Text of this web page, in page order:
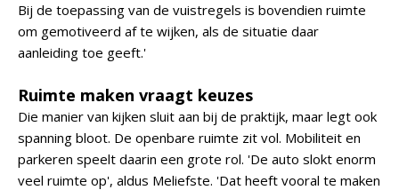
Bij de toepassing van de vuistregels is bovendien ruimte
om gemotiveerd af te wijken, als de situatie daar
aanleiding toe geeft.'
Ruimte maken vraagt keuzes
Die manier van kijken sluit aan bij de praktijk, maar legt ook
spanning bloot. De openbare ruimte zit vol. Mobiliteit en
parkeren speelt daarin een grote rol. 'De auto slokt enorm
veel ruimte op', aldus Meliefste. 'Dat heeft vooral te maken